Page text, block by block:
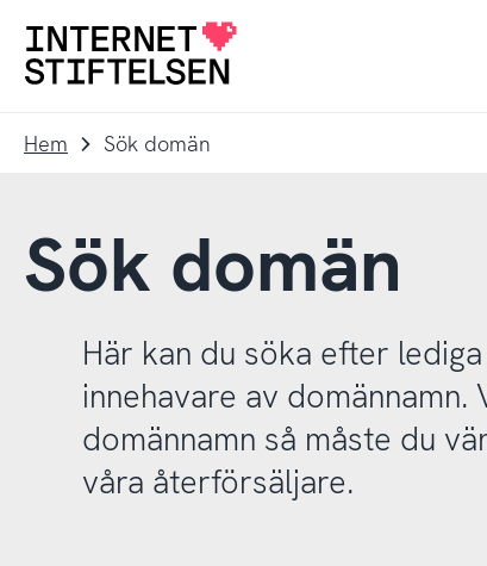
navigering
innehåll
Till
Hem Sök domän
Sök domän
Här kan du söka efter
innehavare av
domännamn så måste du
våra återförsäljare.